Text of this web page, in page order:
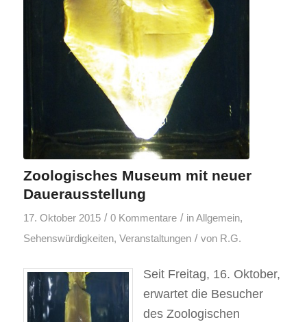
Zoologisches Museum mit neuer
Dauerausstellung
17. Oktober 2015 / 0 Kommentare / inAllgemein,
Sehenswürdigkeiten, Veranstaltungen / von R.G.
Seit Freitag, 16. Oktober,
erwartet die Besucher
des Zoologischen